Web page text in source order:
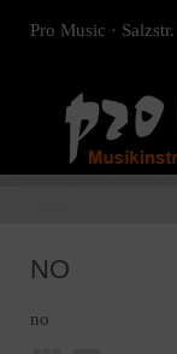
Pro Music ·
NO
no